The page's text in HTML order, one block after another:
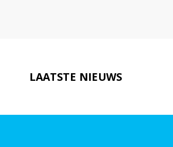
LAATSTE NIEUWS